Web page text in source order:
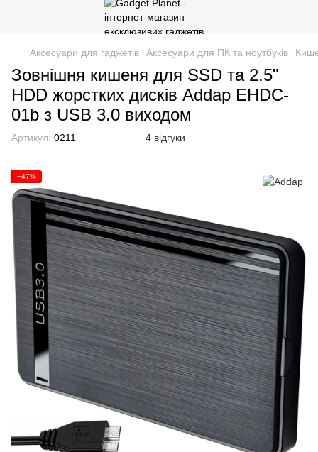
Аксесуари для гаджетів Аксесуари для ПК та ноутбуків
Зовнішня кишеня для SSD та 2.5"
HDD жорстких дисків Addap EHDC-
01b з USB 3.0 виходом
Артикул: 0211 4 відгуки
−47%